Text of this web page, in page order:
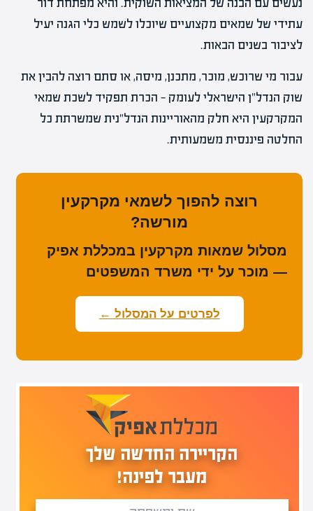
נעשים עם הבנה של המציאות השוקית. והיא מפתחת דור
עתידי של שמאים מקצועיים שיוכלו לשמש כלי הגנה יעיל
לציבור בשנים הבאות.
עבור מי שרוכש, מוכר, מתכנן, מיסה, או סתם רוצה להבין את
שוק הנדל"ן הישראלי לעומק — הכרת תפקיד לשכת שמאי
המקרקעין היא חלק מהאוריינות הנדל"נית שמשרתת כל
החלטה פיננסית משמעותית.
רוצה להפוך לשמאי מקרקעין
מורשה?
מסלול שמאות מקרקעין במכללת אפיק
— מוכר על ידי משרד המשפטים
לפרטים על המסלול ←
הקריירה החדשה שלך
מעבר לפינה!